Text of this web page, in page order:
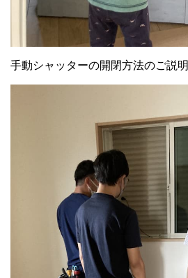
手動シャッターの開閉方法のご説明